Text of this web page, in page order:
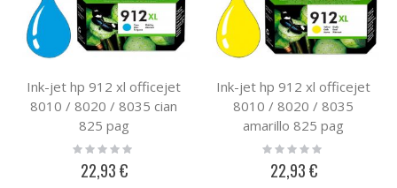
Ink-jet hp 912 xl officejet
8010 / 8020 / 8035 cian
825 pag
Rating:
22,93 €
Ink-jet hp 912 xl officejet
8010 / 8020 / 8035
amarillo 825 pag
Rating:
22,93 €